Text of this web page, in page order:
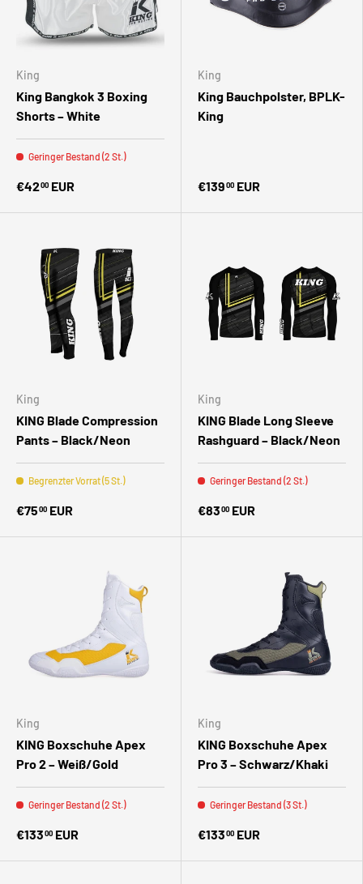
King
King Bangkok 3 Boxing
Shorts – White
Geringer Bestand (2 St.)
€4200 EUR
King
King Bauchpolster, BPLK-
King
€13900 EUR
King
KING Blade Compression
Pants – Black/Neon
Begrenzter Vorrat (5 St.)
€7500 EUR
King
KING Blade Long Sleeve
Rashguard – Black/Neon
Geringer Bestand (2 St.)
€8300 EUR
King
KING Boxschuhe Apex
Pro 2 – Weiß/Gold
Geringer Bestand (2 St.)
€13300 EUR
King
KING Boxschuhe Apex
Pro 3 – Schwarz/Khaki
Geringer Bestand (3 St.)
€13300 EUR